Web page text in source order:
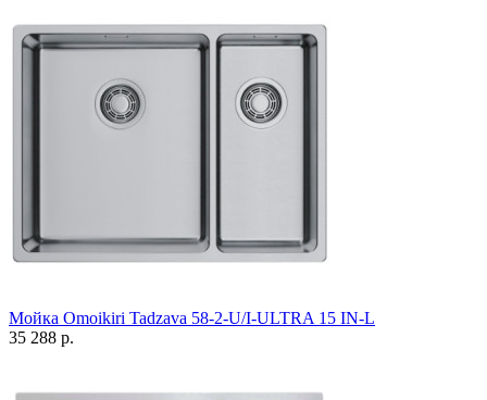
Мойка Omoikiri Tadzava 58-2-U/I-ULTRA 15 IN-L
35 288 р.